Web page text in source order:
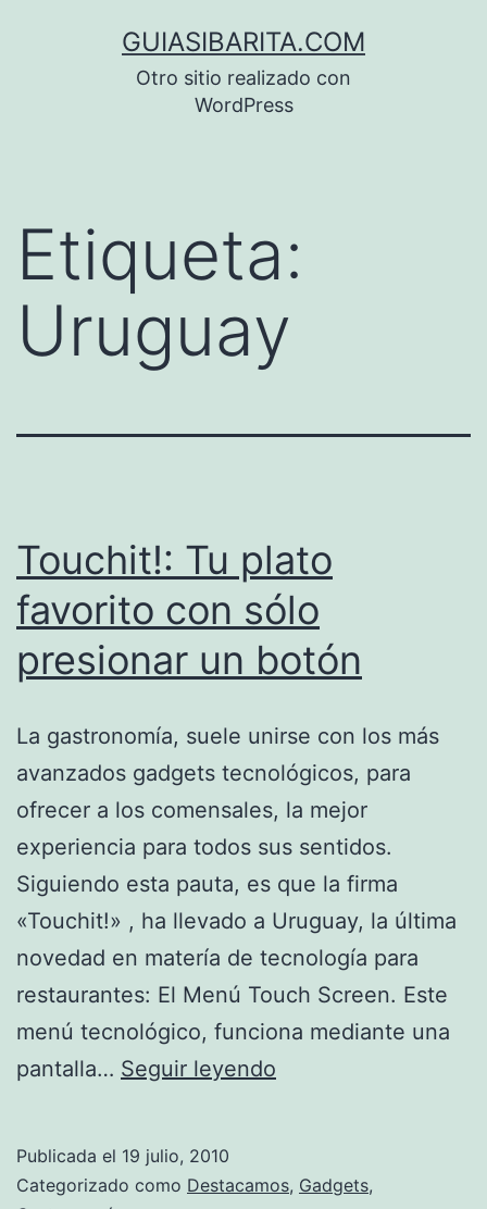
GUIASIBARITA.COM
Otro sitio realizado con
WordPress
Etiqueta:
Uruguay
Touchit!: Tu plato
favorito con sólo
presionar un botón
La gastronomía, suele unirse con los más
avanzados gadgets tecnológicos, para
ofrecer a los comensales, la mejor
experiencia para todos sus sentidos.
Siguiendo esta pauta, es que la firma
«Touchit!» , ha llevado a Uruguay, la última
novedad en matería de tecnología para
restaurantes: El Menú Touch Screen. Este
menú tecnológico, funciona mediante una
pantalla… Seguir leyendo
favorito
Publicada el 19 julio, 2010
Categorizado como Destacamos, Gadgets,